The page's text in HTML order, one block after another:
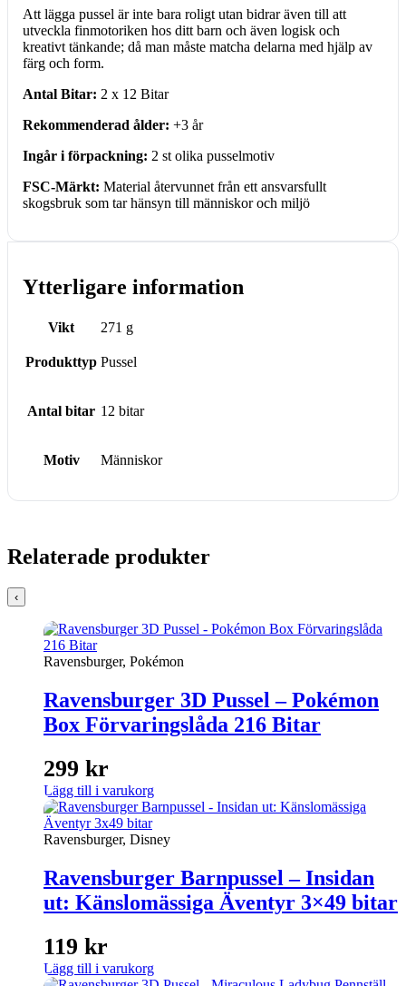
Att lägga pussel är inte bara roligt utan bidrar även till att
utveckla finmotoriken hos ditt barn och även logisk och
kreativt tänkande; då man måste matcha delarna med hjälp av
färg och form.
Antal Bitar: 2 x 12 Bitar
Rekommenderad ålder: +3 år
Ingår i förpackning: 2 st olika pusselmotiv
FSC-Märkt: Material återvunnet från ett ansvarsfullt
skogsbruk som tar hänsyn till människor och miljö
Ytterligare information
Vikt 271 g
Produkttyp Pussel
Antal bitar 12 bitar
Motiv Människor
Relaterade produkter
‹
Ravensburger, Pokémon
Ravensburger 3D Pussel – Pokémon
Box Förvaringslåda 216 Bitar
299 kr
Lägg till i varukorg
Ravensburger, Disney
Ravensburger Barnpussel – Insidan
ut: Känslomässiga Äventyr 3×49 bitar
119 kr
Lägg till i varukorg